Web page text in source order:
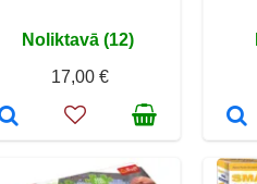
Noliktavā (12)
17,00 €